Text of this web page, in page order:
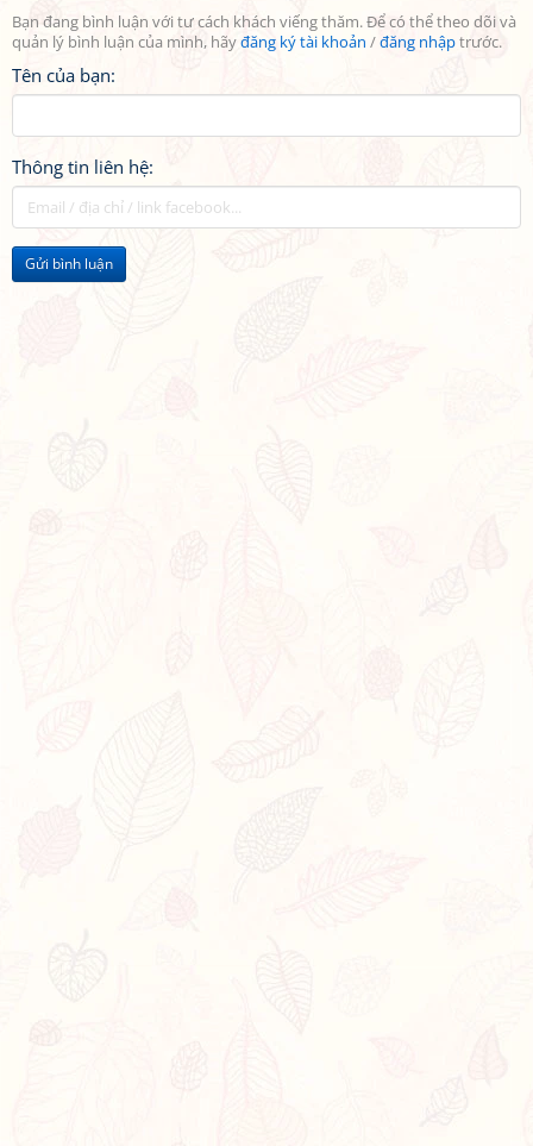
Bạn đang bình luận với tư cách khách viếng thăm. Để có thể theo dõi và
quản lý bình luận của mình, hãyđăng ký tài khoản /đăng nhậptrước.
Tên của bạn:
Thông tin liên hệ:
Gửi bình luận